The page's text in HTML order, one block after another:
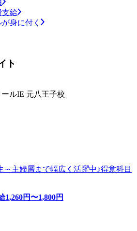
支給
身に付く
ト
ルIE 元八王子校
主婦層まで幅広く活躍中♪得意科目
1,260円〜1,800円